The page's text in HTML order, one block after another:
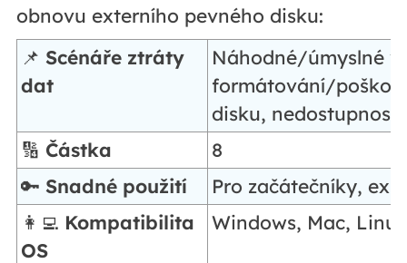
obnovu externího pevného disku:
📌Scénáře ztráty
dat
Náhodné/úmyslné
formátování/
disku, nedostupnost
🔢 Částka
8
🔑Snadné použití
Pro začátečníky,
👩‍💻 Kompatibilita
OS
Windows, Mac,